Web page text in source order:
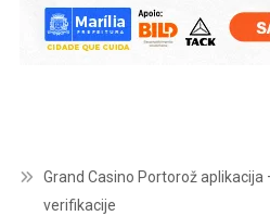
Grand Casino Portorož
verifikacije